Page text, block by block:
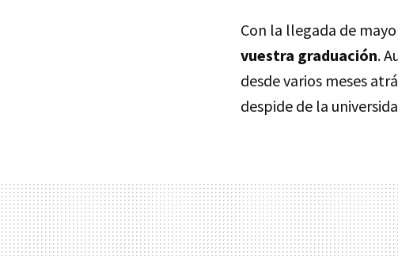
Con la llegada de
vuestra graduación.
desde varios meses
despide de la